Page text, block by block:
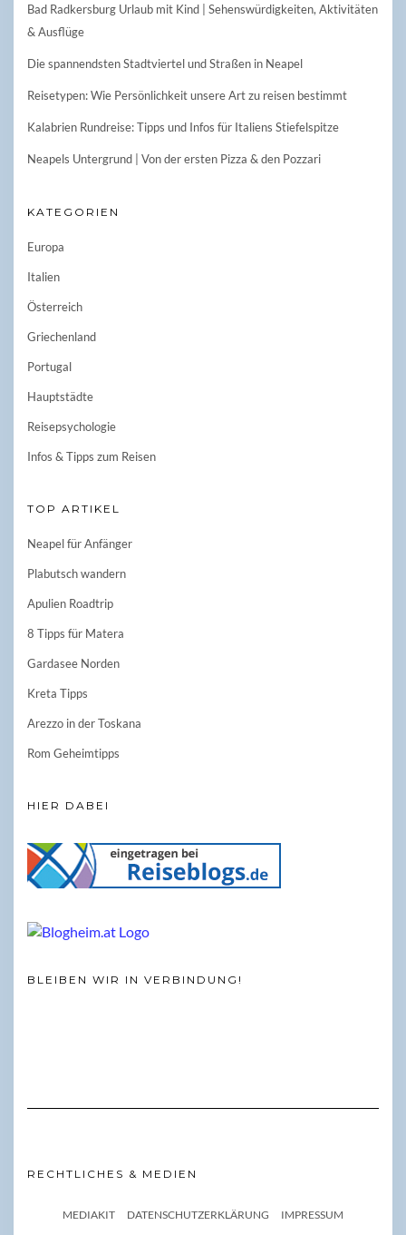
Bad Radkersburg Urlaub mit Kind | Sehenswürdigkeiten, Aktivitäten
& Ausflüge
Die spannendsten Stadtviertel und Straßen in Neapel
Reisetypen: Wie Persönlichkeit unsere Art zu reisen bestimmt
Kalabrien Rundreise: Tipps und Infos für Italiens Stiefelspitze
Neapels Untergrund | Von der ersten Pizza & den Pozzari
KATEGORIEN
Europa
Italien
Österreich
Griechenland
Portugal
Hauptstädte
Reisepsychologie
Infos & Tipps zum Reisen
TOP ARTIKEL
Neapel für Anfänger
Plabutsch wandern
Apulien Roadtrip
8 Tipps für Matera
Gardasee Norden
Kreta Tipps
Arezzo in der Toskana
Rom Geheimtipps
HIER DABEI
BLEIBEN WIR IN VERBINDUNG!
RECHTLICHES & MEDIEN
MEDIAKIT DATENSCHUTZERKLÄRUNG IMPRESSUM